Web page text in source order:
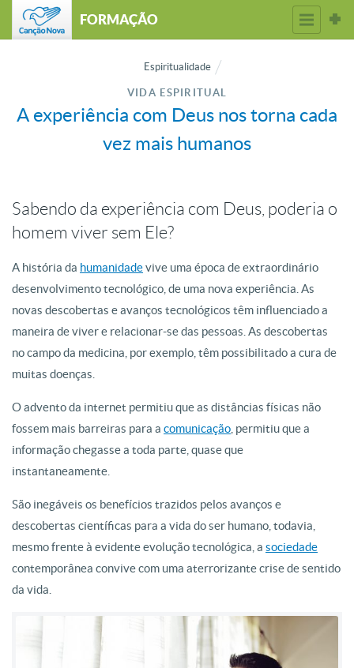
FORMAÇÃO
Espiritualidade
VIDA ESPIRITUAL
A experiência com Deus nos torna cada
vez mais humanos
Sabendo da experiência com Deus, poderia o
homem viver sem Ele?
A história da humanidadevive uma época de extraordinário
desenvolvimento tecnológico, de uma nova experiência. As
novas descobertas e avanços tecnológicos têm influenciado a
maneira de viver e relacionar-se das pessoas. As descobertas
no campo da medicina, por exemplo, têm possibilitado a cura de
muitas doenças.
O advento da internet permitiu que as distâncias físicas não
fossem mais barreiras para a comunicação , permitiu que a
informação chegasse a toda parte, quase que
instantaneamente.
São inegáveis os benefícios trazidos pelos avanços e
descobertas científicas para a vida do ser humano, todavia,
mesmo frente à evidente evolução tecnológica, a sociedade
contemporânea convive com uma aterrorizante crise de sentido
da vida.